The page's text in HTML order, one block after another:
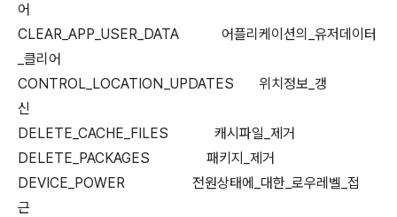
어
CLEAR_APP_USER_DATA 어플리케이션의_유저데이터
_클리어
CONTROL_LOCATION_UPDATES 위치정보_갱
신
DELETE_CACHE_FILES 캐시파일_제거
DELETE_PACKAGES 패키지_제거
DEVICE_POWER 전원상태에_대한_로우레벨_접
근